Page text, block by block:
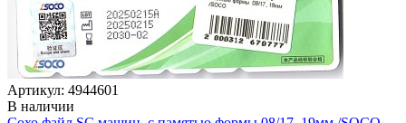
Артикул: 4944601
В наличии